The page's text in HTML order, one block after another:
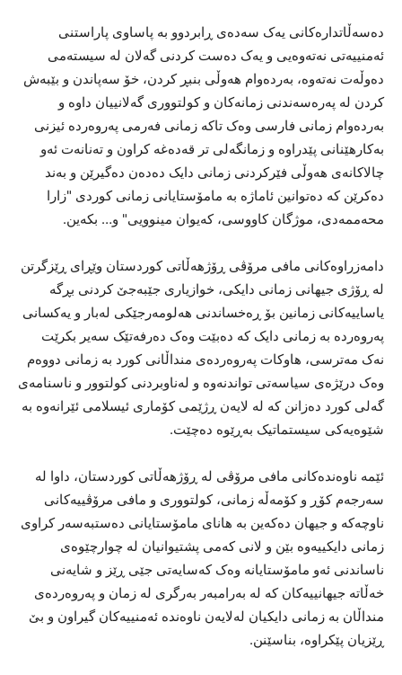
دەسەڵاتدارەکانی یەک سەدەی ڕابردوو بە پاساوی پاراستنی
ئەمنییەتی نەتەوەیی و یەک دەست کردنی گەلان لە سیستەمی
دەوڵەت نەتەوە، بەردەوام هەوڵی بنبڕ کردن، خۆ سەپاندن و بێبەش
کردن لە پەرەسەندنی زمانەکان و کولتووری گەلانییان داوە و
بەردەوام زمانی فارسی وەک تاکە زمانی فەرمی پەروەردە ئیزنی
بەکارهێنانی پێدراوە و زمانگەلی تر قەدەغە کراون و تەنانەت ئەو
چالاکانەی هەوڵی فێرکردنی زمانی دایک دەدەن دەگیرێن و بەند
دەکرێن کە دەتوانین ئاماژە بە مامۆستایانی زمانی کوردی "زارا
محەممەدی، موژگان کاووسی، کەیوان مینوویی" و… بکەین.
دامەزراوەکانی مافی مرۆڤی ڕۆژهەڵاتی کوردستان وێڕای ڕێزگرتن
لە ڕۆژی جیهانی زمانی دایکی، خوازیاری جێبەجێ کردنی بڕگە
یاساییەکانی زمانین بۆ ڕەخساندنی هەلومەرجێکی لەبار و یەکسانی
پەروەردە بە زمانی دایک کە دەبێت وەک دەرفەتێک سەیر بکرێت
نەک مەترسی، هاوکات پەروەردەی منداڵانی کورد بە زمانی دووەم
وەک درێژەی سیاسەتی تواندنەوە و لەناوبردنی کولتوور و ناسنامەی
گەلی کورد دەزانن کە لە لایەن ڕژێمی کۆماری ئیسلامی ئێرانەوە بە
شێوەیەکی سیستماتیک بەڕێوە دەچێت.
ئێمە ناوەندەکانی مافی مرۆڤی لە ڕۆژهەڵاتی کوردستان، داوا لە
سەرجەم کۆڕ و کۆمەڵە زمانی، کولتووری و مافی مرۆڤییەکانی
ناوچەکە و جیهان دەکەین بە هانای مامۆستایانی دەستبەسەر کراوی
زمانی دایکییەوە بێن و لانی کەمی پشتیوانیان لە چوارچێوەی
ناساندنی ئەو مامۆستایانە وەک کەسایەتی جێی ڕێز و شایەنی
خەڵاتە جیهانییەکان کە لە بەرامبەر بەرگری لە زمان و پەروەردەی
منداڵان بە زمانی دایکیان لەلایەن ناوەندە ئەمنییەکان گیراون و بێ
ڕێزیان پێکراوە، بناسێنن.